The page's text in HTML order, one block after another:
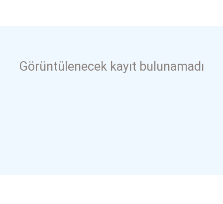
Görüntülenecek kayıt bulunamadı